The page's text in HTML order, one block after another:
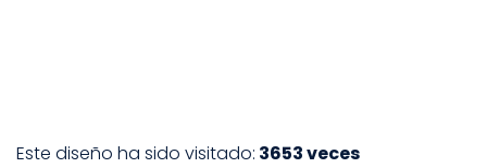
Este diseño ha sido visitado: 3653 veces